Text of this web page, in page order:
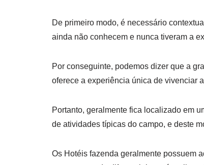
De primeiro modo, é necessário
ainda não conhecem e nunca tiveram a
Por conseguinte, podemos dizer que a
oferece a experiência única de vivenciar
Portanto, geralmente fica localizado em
de atividades típicas do campo, e deste
Os Hotéis fazenda geralmente possuem